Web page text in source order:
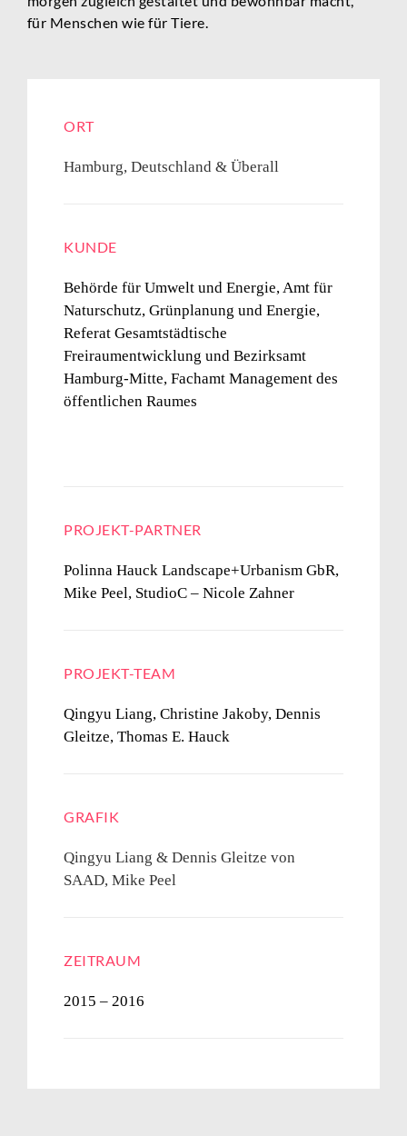
für Menschen wie für Tiere.
ORT
Hamburg, Deutschland & Überall
KUNDE
Behörde für Umwelt und Energie, Amt für
Naturschutz, Grünplanung und Energie,
Referat Gesamtstädtische
Freiraumentwicklung und Bezirksamt
Hamburg-Mitte, Fachamt Management des
öffentlichen Raumes
PROJEKT-PARTNER
Polinna Hauck Landscape+Urbanism GbR,
Mike Peel, StudioC – Nicole Zahner
PROJEKT-TEAM
Qingyu Liang,Christine Jakoby, Dennis
Gleitze,Thomas E. Hauck
GRAFIK
Qingyu Liang & Dennis Gleitze von
SAAD, Mike Peel
ZEITRAUM
2015 – 2016